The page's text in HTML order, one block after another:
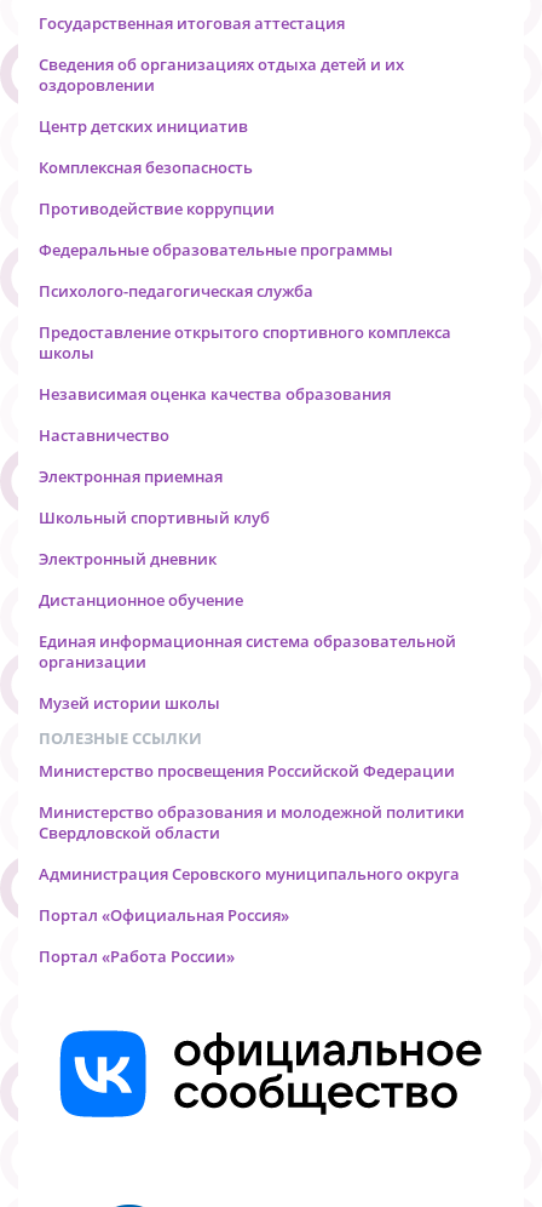
Государственная итоговая аттестация
Сведения об организациях отдыха детей и их
оздоровлении
Центр детских инициатив
Комплексная безопасность
Противодействие коррупции
Федеральные образовательные программы
Психолого-педагогическая служба
Предоставление открытого спортивного комплекса
школы
Независимая оценка качества образования
Наставничество
Электронная приемная
Школьный спортивный клуб
Электронный дневник
Дистанционное обучение
Единая информационная система образовательной
организации
Музей истории школы
ПОЛЕЗНЫЕ ССЫЛКИ
Министерство просвещения Российской Федерации
Министерство образования и молодежной политики
Свердловской области
Администрация Серовского муниципального округа
Портал «Официальная Россия»
Портал «Работа России»